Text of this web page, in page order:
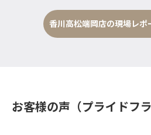
香川高松端岡店の現場レポ
お客様の声（プライドフラ